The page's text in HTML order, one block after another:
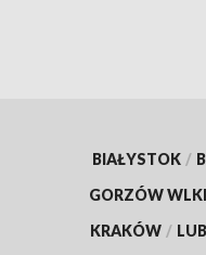
BIAŁYSTOK /
GORZÓW
KRAKÓW /